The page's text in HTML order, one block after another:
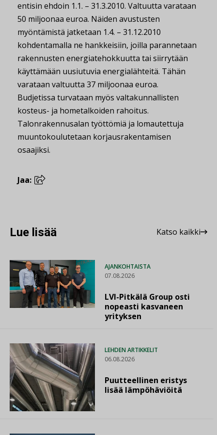
entisin ehdoin 1.1. – 31.3.2010. Valtuutta varataan
50 miljoonaa euroa. Näiden avustusten
myöntämistä jatketaan 1.4. – 31.12.2010
kohdentamalla ne hankkeisiin, joilla parannetaan
rakennusten energiatehokkuutta tai siirrytään
käyttämään uusiutuvia energialähteitä. Tähän
varataan valtuutta 37 miljoonaa euroa.
Budjetissa turvataan myös valtakunnallisten
kosteus- ja hometalkoiden rahoitus.
Talonrakennusalan työttömiä ja lomautettuja
muuntokoulutetaan korjausrakentamisen
osaajiksi.
Jaa:
Lue lisää Katso kaikki
AJANKOHTAISTA
07.08.2026
LVI-Pitkälä Group osti
nopeasti kasvaneen
yrityksen
LEHDEN ARTIKKELIT
06.08.2026
Puutteellinen eristys
lisää lämpöhäviöitä